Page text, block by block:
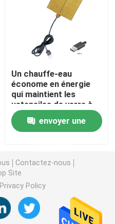
sur commande de
Un chauffe-eau
économe en énergie
qui maintient les
ustensiles de verre à
30 degrés Celsius.
envoyer une
Contactez-nous
Site
Privacy Policy